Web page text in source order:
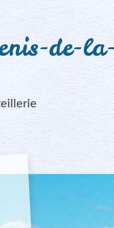
de-